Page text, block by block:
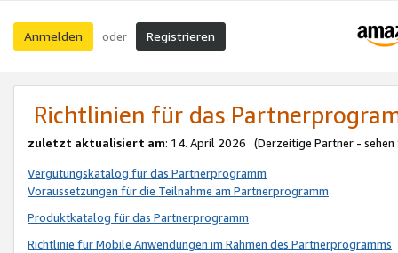
Anmelden oder Registrieren
Richtlinien für das
zuletzt aktualisiert am: 14. April 2026 (Derzeitige Partner - sehen
Vergütungskatalog für das Partnerprogramm
Voraussetzungen für die Teilnahme am Partnerprogramm
Produktkatalog für das Partnerprogramm
Richtlinie für Mobile Anwendungen im Rahmen des Partnerprogramms